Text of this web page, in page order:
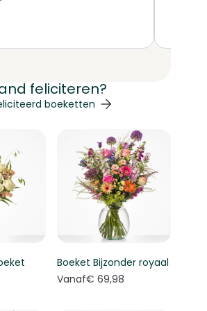
feliciteren?
de elementen van de carrousel is
over te slaan
boeketten
Boeket Bijzonder royaal
Vanaf€ 69,98